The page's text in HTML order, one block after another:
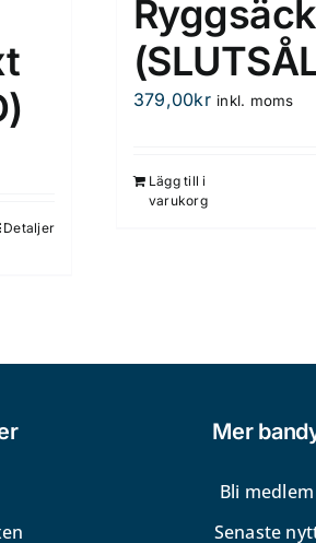
Detaljer
Ryggsäck
379,00kr inkl. moms
Lägg till i
varukorg
Mer
Bli medlem
Senaste